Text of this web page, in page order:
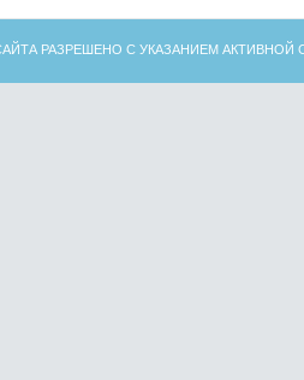
РАЗРЕШЕНО С УКАЗАНИЕМ АКТИВНОЙ